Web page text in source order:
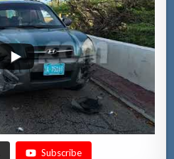
Subscribe